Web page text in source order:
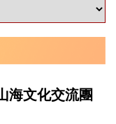
海文化交流團